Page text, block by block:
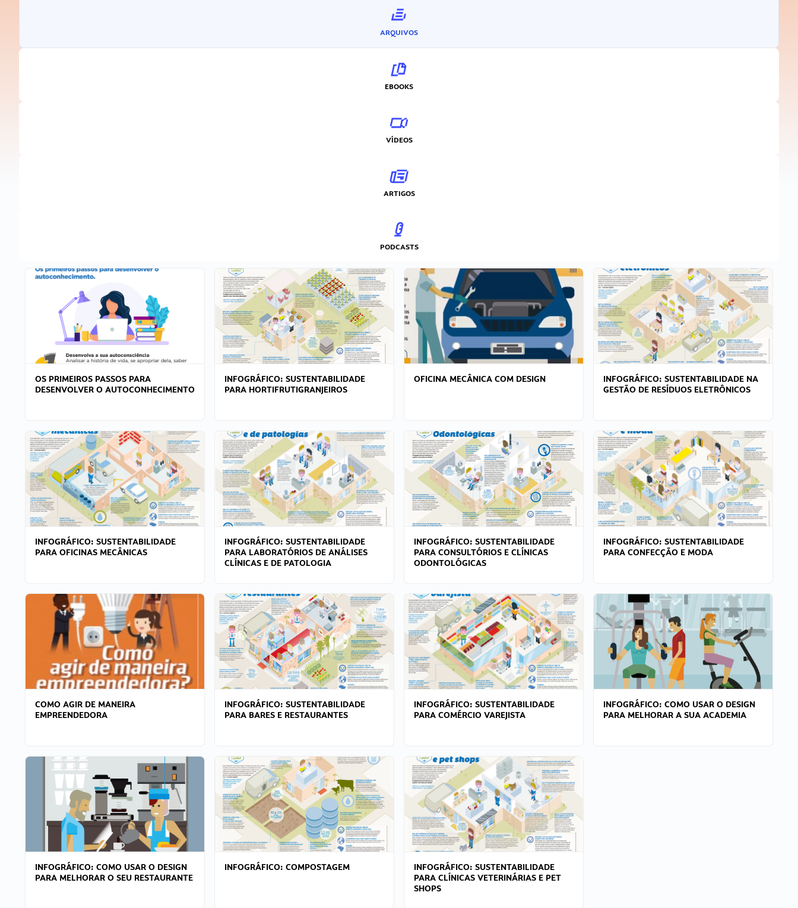
ARQUIVOS
EBOOKS
VÍDEOS
ARTIGOS
PODCASTS
OS PRIMEIROS PASSOS PARA
DESENVOLVER O AUTOCONHECIMENTO
INFOGRÁFICO: SUSTENTABILIDADE
PARA HORTIFRUTIGRANJEIROS
OFICINA MECÂNICA COM DESIGN
INFOGRÁFICO: SUSTENTABILIDADE NA
GESTÃO DE RESÍDUOS ELETRÔNICOS
INFOGRÁFICO: SUSTENTABILIDADE
PARA OFICINAS MECÂNICAS
INFOGRÁFICO: SUSTENTABILIDADE
PARA LABORATÓRIOS DE ANÁLISES
CLÍNICAS E DE PATOLOGIA
INFOGRÁFICO: SUSTENTABILIDADE
PARA CONSULTÓRIOS E CLÍNICAS
ODONTOLÓGICAS
INFOGRÁFICO: SUSTENTABILIDADE
PARA CONFECÇÃO E MODA
COMO AGIR DE MANEIRA
EMPREENDEDORA
INFOGRÁFICO: SUSTENTABILIDADE
PARA BARES E RESTAURANTES
INFOGRÁFICO: SUSTENTABILIDADE
PARA COMÉRCIO VAREJISTA
INFOGRÁFICO: COMO USAR O DESIGN
PARA MELHORAR A SUA ACADEMIA
INFOGRÁFICO: COMO USAR O DESIGN
PARA MELHORAR O SEU RESTAURANTE
INFOGRÁFICO: COMPOSTAGEM
INFOGRÁFICO: SUSTENTABILIDADE
PARA CLÍNICAS VETERINÁRIAS E PET
SHOPS